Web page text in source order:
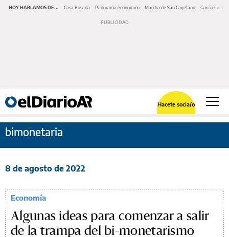
HOY HABLAMOS DE... Casa Rosada Panorama económico Marcha de San Cayetano García Cuerva
Hacete socia/o
bimonetaria
8 de agosto de 2022
Economía
Algunas ideas para comenzar a salir
de la trampa del bi-monetarismo